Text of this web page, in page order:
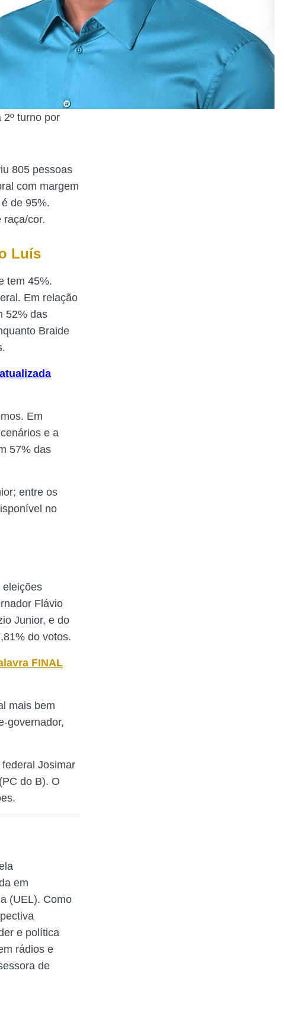
turno por
805 pessoas
com margem
de 95%.
raça/cor.
Luís
tem 45%.
Em relação
52% das
Braide
Em
e a
57% das
entre os
no
eleições
Flávio
Junior, e do
do votos.
FINAL
mais bem
governador,
Josimar
do B). O
em
(UEL). Como
e política
rádios e
de